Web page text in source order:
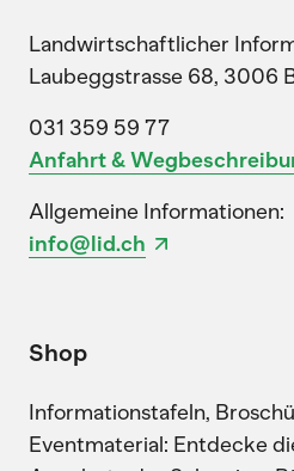
Landwirtschaftlicher
Laubeggstrasse 68, 3006
031 359 59 77
Anfahrt &
Allgemeine Informationen:
info@lid.ch
Shop
Informationstafeln,
Eventmaterial: Entdecke